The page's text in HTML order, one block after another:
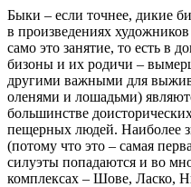
Быки – если точнее, дикие
в произведениях художников
само это занятие, то есть в
бизоны и их родичи –
другими важными для
оленями и лошадьми)
большинстве
пещерных людей. Наиболее
(потому что это – самая
силуэты попадаются и во
комплексах – Шове, Ласко,